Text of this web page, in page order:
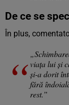
De ce se
În plus,
viața lui și
și-a dorit
fără
rest.”